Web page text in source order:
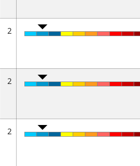
2
2
2